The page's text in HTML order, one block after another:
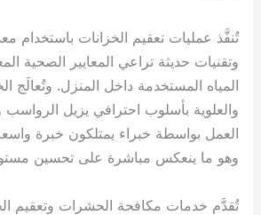
تُنفَّذ عمليات تعقيم الخزانات باستخدام
وتقنيات حديثة تراعي المعايير الصحية
المياه المستخدمة داخل المنزل. وتُعالَج
والعلوية بأسلوب احترافي يزيل الرواسب
العمل بواسطة خبراء يمتلكون خبرة
وهو ما ينعكس مباشرة على تحسين
تُقدَّم خدمات مكافحة الحشرات وتعقيم